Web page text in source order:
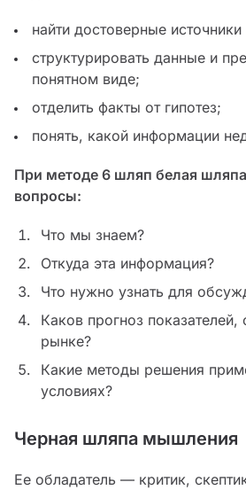
найти достоверные
структурировать данные и
понятном виде;
отделить факты от гипотез;
понять, какой информации
При методе 6 шляп белая шляпа
вопросы:
Что мы знаем?
Откуда эта информация?
Что нужно узнать для
Каков прогноз показателей,
рынке?
Какие методы решения
условиях?
Черная шляпа мышления
Ее обладатель — критик,